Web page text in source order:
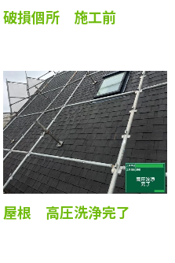
破損個所 施工前
屋根 高圧洗浄完了